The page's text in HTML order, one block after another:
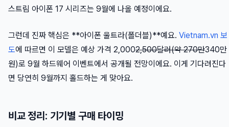
스트림 아이폰 17 시리즈는 9월에 나올 예정이에요.
그런데 진짜 핵심은 **아이폰 울트라(폴더블)**예요. Vietnam.vn 보
도에 따르면 이 모델은 예상 가격 2,0002,500달러(약 270만340만
원)로 9월 하드웨어 이벤트에서 공개될 전망이에요. 이게 기다려진다
면 당연히 9월까지 홀드하는 게 맞아요.
비교 정리: 기기별 구매 타이밍